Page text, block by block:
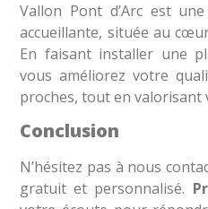
Vallon Pont d’Arc est
accueillante, située au
En faisant installer une
vous améliorez votre
proches, tout en valorisant
Conclusion
N’hésitez pas à nous
gratuit et personnalisé.